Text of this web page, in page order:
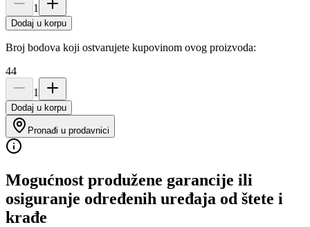
1
Dodaj u korpu
Broj bodova koji ostvarujete kupovinom ovog proizvoda:
44
1
Dodaj u korpu
Pronađi u prodavnici
Mogućnost produžene garancije ili
osiguranje određenih uređaja od štete i
krađe